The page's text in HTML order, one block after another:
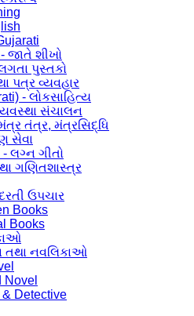
જાતે શીખો
પુસ્તકો
પત્ર વ્યવહાર
- લોકસાહિત્ય
સંચાલન
તંત્ર, મંત્રસિદ્ધિ
સેવા
- લગ્ન ગીતો
ગણિતશાસ્ત્ર
ઉપચાર
Books
Books
તથા નવલિકાઓ
Novel
Detective